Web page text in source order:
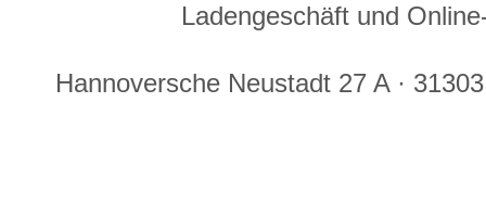
Ladengeschäft und
Hannoversche Neustadt 27 A ·